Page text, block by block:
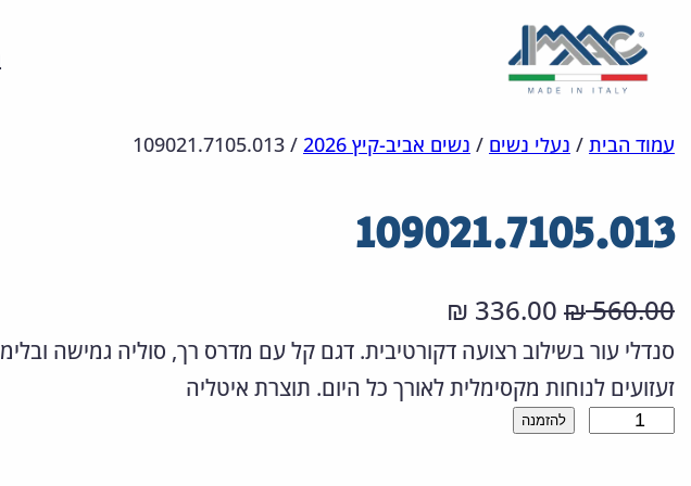
לדלג
הצהרת
מפת
עמוד הבית / נעלי נשים / נשים אביב-קיץ 2026 /
109021.7105.013
109021.7105.013
560.00
₪ ה
מ
ח
י
336.00
₪
מ
ח
סנדלי עור בשילוב רצועה דקורטיבית. דגם קל עם מדרס רך, סוליה גמישה
זעזועים לנוחות מקסימלית לאורך כל היום. תוצרת איטליה
להזמנה